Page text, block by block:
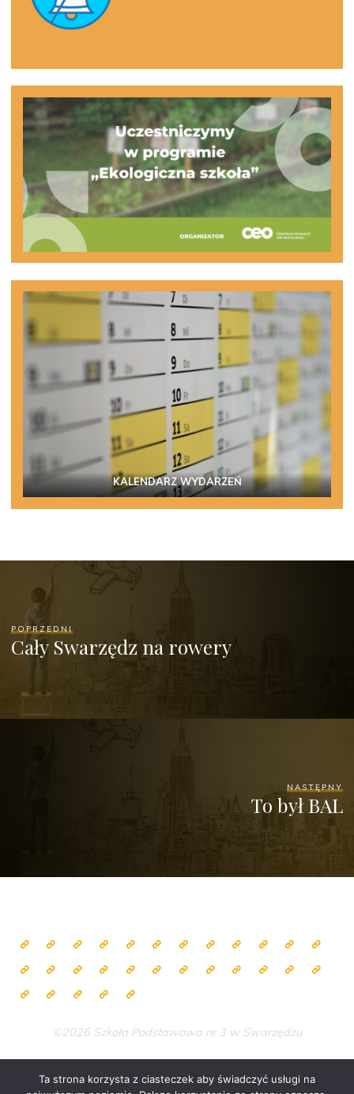
KALENDARZ WYDARZEŃ
POPRZEDNI
Cały Swarzędz na rowery
NASTĘPNY
To był BAL
©2026 Szkoła Podstawowa nr 3 w Swarzędzu
Ta strona korzysta z ciasteczek aby świadczyć usługi na